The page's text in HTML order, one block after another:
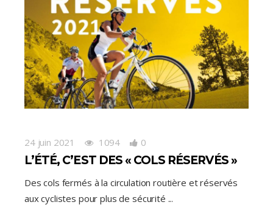
24 juin 2021 1094 0
L’ÉTÉ, C’EST DES « COLS RÉSERVÉS »
Des cols fermés à la circulation routière et réservés
aux cyclistes pour plus de sécurité